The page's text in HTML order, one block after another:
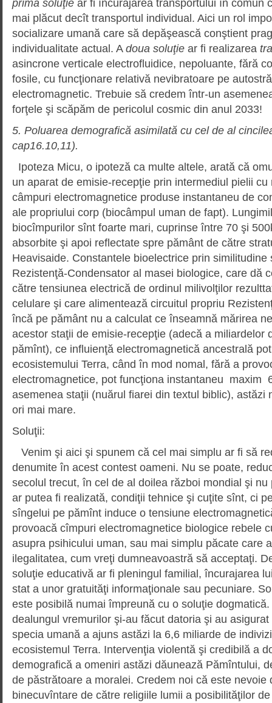
primă soluţie ar fi încurajarea transportului în comun
mai plăcut decît transportul individual. Aici un rol
socializare umană care să depăşească conştient
individualitate actual. Adoua soluţie ar fi realizarea
asincrone verticale electrofluidice, nepoluante, fără
fosile, cu funcţionare relativă nevibratoare pe
electromagnetic. Trebuie să credem într-un
forţele şi scăpăm de pericolul cosmic din anul 2033!
5. Poluarea demografică asimilată cu cel de al
cap16.10,11).
Ipoteza Micu, o ipoteză ca multe altele, arată că
un aparat de emisie-recepţie prin intermediul pielii
câmpuri electromagnetice produse instantaneu de
ale propriului corp (biocâmpul uman de fapt).
biocîmpurilor sînt foarte mari, cuprinse între 70 şi
absorbite şi apoi reflectate spre pământ de către
Heavisaide. Constantele bioelectrice prin
Rezistenţă-Condensator al masei biologice, care dă
către tensiunea electrică de ordinul milivolţilor
celulare şi care alimentează circuitul propriu
încă pe pământ nu a calculat ce înseamnă mărirea
acestor staţii de emisie-recepţie (adecă a miliardelor
pămînt), ce influienţă electromagnetică ancestrală
ecosistemului Terra, când în mod nomal, fără a
electromagnetice, pot funcţiona instantaneu maxim
asemenea staţii (nuărul fiarei din textul biblic), astăzi
ori mai mare.
Soluţii:
Venim şi aici şi spunem că cel mai simplu ar fi să
denumite în acest contest oameni. Nu se poate,
secolul trecut, în cel de al doilea război mondial şi
ar putea fi realizată, condiţii tehnice şi cuţite sînt, ci
sîngelui pe pămînt induce o tensiune
provoacă cîmpuri electromagnetice biologice rebele
asupra psihicului uman, sau mai simplu păcate care
ilegalitatea, cum vreţi dumneavoastră să acceptaţi.
soluţie educativă ar fi pleningul familial, încurajarea
stat a unor gratuităţi informaţionale sau pecuniare.
este posibilă numai împreună cu o soluţie
dealungul vremurilor şi-au făcut datoria şi au
specia umană a ajuns astăzi la 6,6 miliarde de
ecosistemul Terra. Intervenţia violentă şi credibilă a
demografică a omeniri astăzi dăunează Pămîntului,
de păstrătoare a moralei. Credem noi că este nevoie
binecuvîntare de către religiile lumii a posibilităţilor